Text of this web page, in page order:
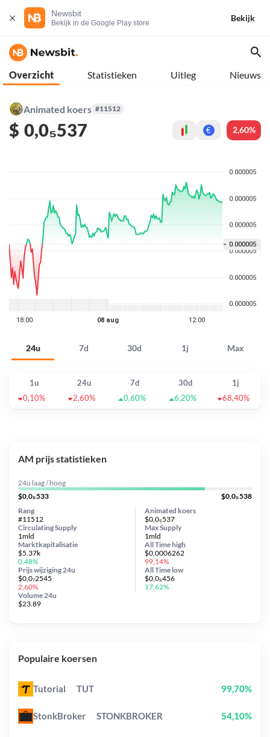
Newsbit
Bekijk in de Google Play store
Bekijk
Overzicht Statistieken Uitleg Nieuws
Animated koers #11512
$ 0,0₅537 € 2,60%
24u 7d 30d 1j Max
1u 24u 7d 30d
1j
0,10%
2,60% 0,60% 6,20% 68,40%
AM prijs statistieken
24u laag / hoog
$0,0₅533
$0,0₅538
Animated koers
$0,0₅537
Circulating Supply
1mld
Prijs wijziging 24u
$0,0₇2545
2,60%
Max Supply
1mld
Marktkapitalisatie
$5.37k
0,48%
Volume 24u
$23.89
Rang
#11512
All Timehigh
$0,0006262
99,14%
All Time low
$0,0₅456
17,62%
Populaire koersen
Tutorial TUT 99,70%
StonkBroker STONKBROKER 54,10%